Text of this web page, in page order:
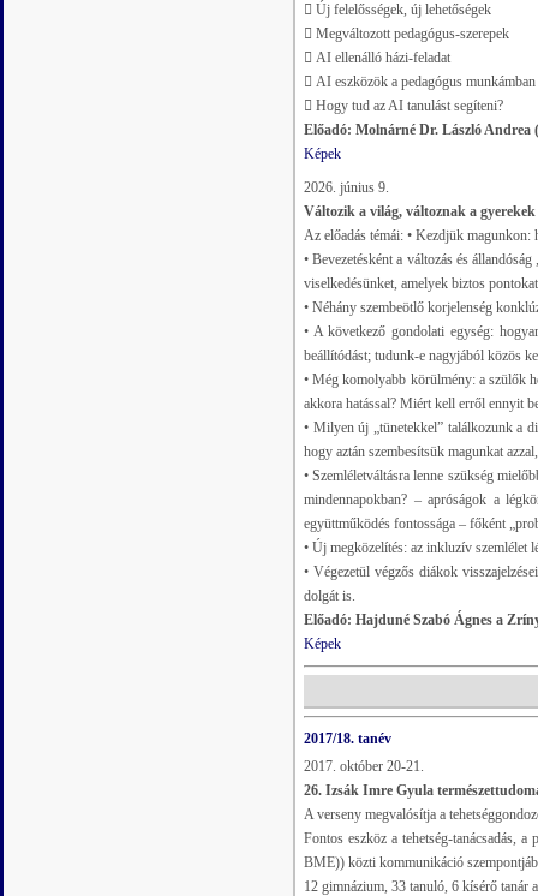
 Új felelősségek, új lehetőségek
 Megváltozott pedagógus-szerepek
 AI ellenálló házi-feladat
 AI eszközök a pedagógus munkámban
 Hogy tud az AI tanulást segíteni?
Előadó: Molnárné Dr. László
Képek
2026. június 9.
Változik a világ, változnak a
Az előadás témái: • Kezdjük
• Bevezetésként a változás és
viselkedésünket, amelyek biztos
• Néhány szembeötlő korjelenség
• A következő gondolati egység:
beállítódást; tudunk-e nagyjából közös
• Még komolyabb körülmény: a szülők
akkora hatással? Miért kell erről ennyit
• Milyen új „tünetekkel” találkozunk a
hogy aztán szembesítsük magunkat
• Szemléletváltásra lenne szükség
mindennapokban? – apróságok a
együttműködés fontossága – főként
• Új megközelítés: az inkluzív szemlélet
• Végezetül végzős diákok
dolgát is.
Előadó: Hajduné Szabó Ágnes a
Képek
2017/18. tanév
2017. október 20-21.
26. Izsák Imre Gyula
A verseny megvalósítja a
Fontos eszköz a tehetség-tanácsadás,
BME)) közti kommunikáció
12 gimnázium, 33 tanuló, 6 kísérő tanár